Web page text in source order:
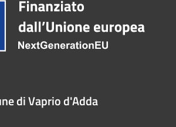
di Vaprio d'Adda